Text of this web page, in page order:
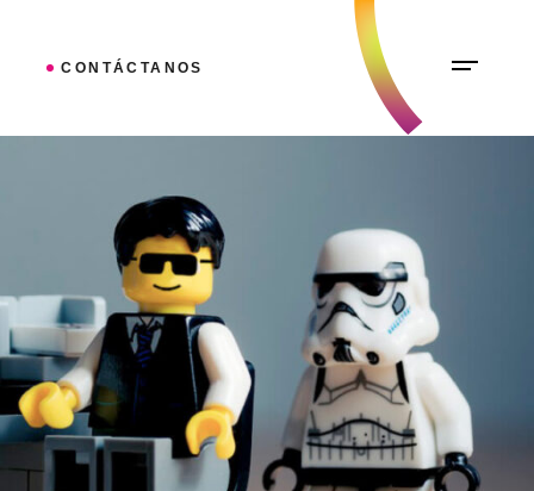
CONTÁCTANOS